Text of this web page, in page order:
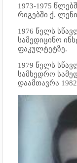
1973-1975
რიგებში ქ.
1976 წელს
სამედიცინო
ფაკულტეტზე.
1979 წელს
სამხედრო
დაამთავრა